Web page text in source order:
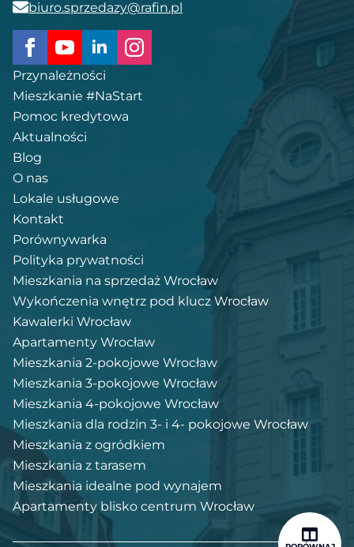
biuro.sprzedazy@rafin.pl
Przynależności
Mieszkanie #NaStart
Pomoc kredytowa
Aktualności
Blog
O nas
Lokale usługowe
Kontakt
Porównywarka
Polityka prywatności
Mieszkania na sprzedaż Wrocław
Wykończenia wnętrz pod klucz Wrocław
Kawalerki Wrocław
Apartamenty Wrocław
Mieszkania 2-pokojowe Wrocław
Mieszkania 3-pokojowe Wrocław
Mieszkania 4-pokojowe Wrocław
Mieszkania dla rodzin 3- i 4- pokojowe Wrocław
Mieszkania z ogródkiem
Mieszkania z tarasem
Mieszkania idealne pod wynajem
Apartamenty blisko centrum Wrocław